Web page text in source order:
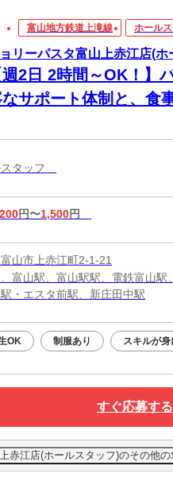
富山地方鉄道上滝線 ホール
リーパスタ富山上赤江店(ホ
週2日 2時間～OK！】
サポート体制と、食
スタッフ
円〜1,500円
山市上赤江町2-1-21
富山駅、富山駅駅、電鉄富山
・エスタ前駅、新庄田中駅
OK 制服あり スキルが身
すぐ応募する
赤江店(ホールスタッフ)のその他